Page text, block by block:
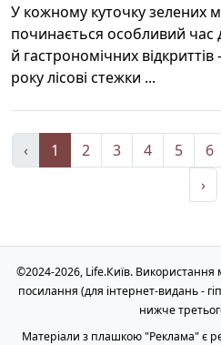
У кожному куточку зелених
починається особливий час
й гастрономічних
року лісові стежки ...
‹ 1 2 3 4 5 6
›
©2024-2026, Life.Київ. Використання
посилання (для інтернет-видань -
нижче
Матеріали з плашкою "Реклама" є